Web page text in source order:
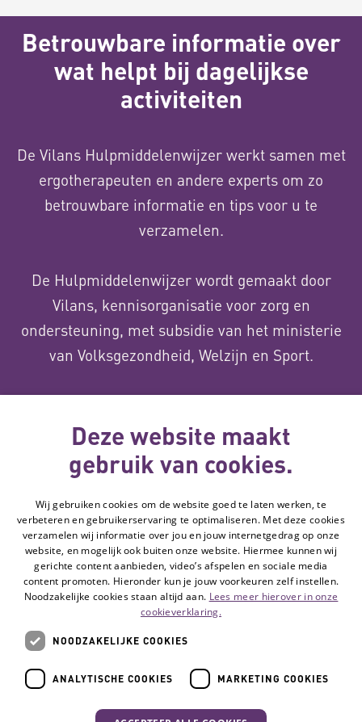
Betrouwbare informatie over
wat helpt bij dagelijkse
activiteiten
De Vilans Hulpmiddelenwijzer werkt samen met
ergotherapeuten en andere experts om zo
betrouwbare informatie en tips voor u te
verzamelen.
De Hulpmiddelenwijzer wordt gemaakt door
Vilans, kennisorganisatie voor zorg en
ondersteuning, met subsidie van het ministerie
van Volksgezondheid, Welzijn en Sport.
Over ons
wordt gemaakt
met subsidie
van
Volg de Hulpmiddelenwijzer: Ga naar de
Contact
Privacyverklaring
Deze website maakt
gebruik van cookies.
Wij gebruiken cookies om de website goed te laten werken, te
verbeteren en gebruikerservaring te optimaliseren. Met deze cookies
verzamelen wij informatie over jou en jouw internetgedrag op onze
website, en mogelijk ook buiten onze website. Hiermee kunnen wij
gerichte content aanbieden, video’s afspelen en sociale media
content promoten. Hieronder kun je jouw voorkeuren zelf instellen.
Noodzakelijke cookies staan altijd aan. Lees meer hierover in onze
cookieverklaring.
NOODZAKELIJKE COOKIES
ANALYTISCHE COOKIES MARKETING COOKIES